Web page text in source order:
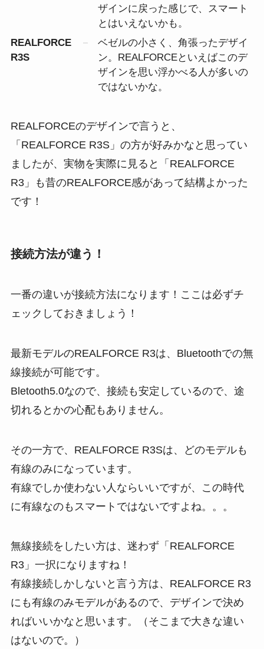
ザインに戻った感じで、スマート
とはいえないかも。
REALFORCE
R3S
ベゼルの小さく、角張ったデザイ
ン。REALFORCEといえばこのデ
ザインを思い浮かべる人が多いの
ではないかな。
REALFORCEのデザインで言うと、
「REALFORCE R3S」の方が好みかなと思ってい
ましたが、実物を実際に見ると「REALFORCE
R3」も昔のREALFORCE感があって結構よかった
です！
接続方法が違う！
一番の違いが接続方法になります！ここは必ずチ
ェックしておきましょう！
最新モデルのREALFORCE R3は、Bluetoothでの無
線接続が可能です。
Bletooth5.0なので、接続も安定しているので、途
切れるとかの心配もありません。
その一方で、REALFORCE R3Sは、どのモデルも
有線のみになっています。
有線でしか使わない人ならいいですが、この時代
に有線なのもスマートではないですよね。。。
無線接続をしたい方は、迷わず「REALFORCE
R3」一択になりますね！
有線接続しかしないと言う方は、REALFORCE R3
にも有線のみモデルがあるので、デザインで決め
ればいいかなと思います。（そこまで大きな違い
はないので。）